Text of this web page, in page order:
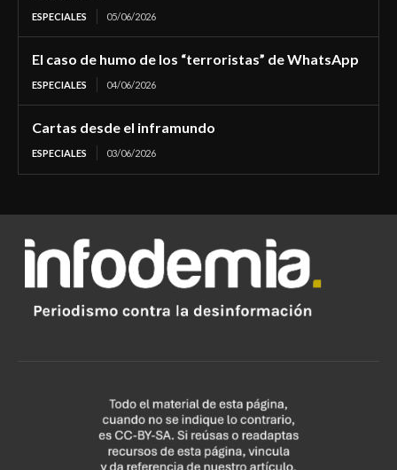
ESPECIALES 05/06/2026
El caso de humo de los “terroristas” de WhatsApp
ESPECIALES 04/06/2026
Cartas desde el inframundo
ESPECIALES 03/06/2026